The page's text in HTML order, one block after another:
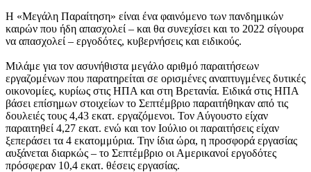
Η «Μεγάλη Παραίτηση» είναι ένα φαινόμενο των πανδημικών
καιρών που ήδη απασχολεί – και θα συνεχίσει και το 2022 σίγουρα
να απασχολεί – εργοδότες, κυβερνήσεις και ειδικούς.
Μιλάμε για τον ασυνήθιστα μεγάλο αριθμό παραιτήσεων
εργαζομένων που παρατηρείται σε ορισμένες αναπτυγμένες δυτικές
οικονομίες, κυρίως στις ΗΠΑ και στη Βρετανία. Ειδικά στις ΗΠΑ
βάσει επίσημων στοιχείων το Σεπτέμβριο παραιτήθηκαν από τις
δουλειές τους 4,43 εκατ. εργαζόμενοι. Τον Αύγουστο είχαν
παραιτηθεί 4,27 εκατ. ενώ και τον Ιούλιο οι παραιτήσεις είχαν
ξεπεράσει τα 4 εκατομμύρια. Την ίδια ώρα, η προσφορά εργασίας
αυξάνεται διαρκώς – το Σεπτέμβριο οι Αμερικανοί εργοδότες
πρόσφεραν 10,4 εκατ. θέσεις εργασίας.